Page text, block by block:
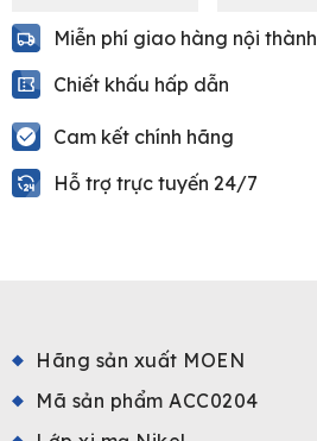
Miễn phí giao hàng nội thành
Chiết khấu hấp dẫn
Cam kết chính hãng
Hỗ trợ trực tuyến 24/7
Hãng sản xuất MOEN
Mã sản phẩm ACC0204